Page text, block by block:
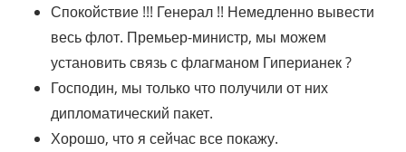
Спокойствие !!! Генерал !! Немедленно вывести
весь флот. Премьер-министр, мы можем
установить связь с флагманом Гиперианек ?
Господин, мы только что получили от них
дипломатический пакет.
Хорошо, что я сейчас все покажу.